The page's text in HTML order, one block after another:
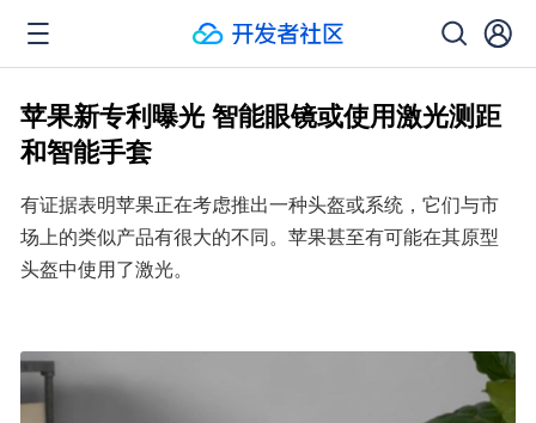
苹果新专利曝光 智能眼镜或使用激光测距
和智能手套
有证据表明苹果正在考虑推出一种头盔或系统，它们与市
场上的类似产品有很大的不同。苹果甚至有可能在其原型
头盔中使用了激光。